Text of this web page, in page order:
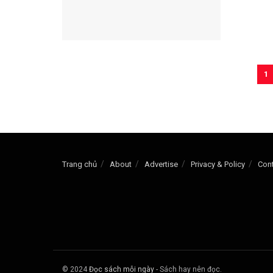
1
Trang chủ About Advertise Privacy & Policy
© 2024 Đọc sách mỗi ngày - Sách hay nên đọc.